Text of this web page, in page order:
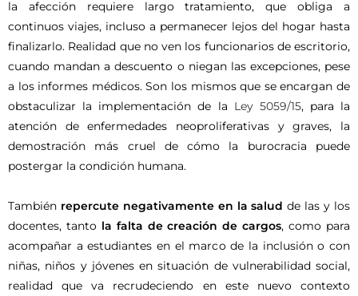
la afección requiere largo tratamiento, que obliga a
continuos viajes, incluso a permanecer lejos del hogar hasta
finalizarlo. Realidad que no ven los funcionarios de escritorio,
cuando mandan a descuento o niegan las excepciones, pese
a los informes médicos. Son los mismos que se encargan de
obstaculizar la implementación de la Ley 5059/15, para la
atención de enfermedades neoproliferativas y graves, la
demostración más cruel de cómo la burocracia puede
postergar la condición humana.
También repercute negativamente en la salud de las y los
docentes, tantola falta de creación de cargos, como para
acompañar a estudiantes en el marco de la inclusión o con
niñas, niños y jóvenes en situación de vulnerabilidad social,
realidad que va recrudeciendo en este nuevo contexto